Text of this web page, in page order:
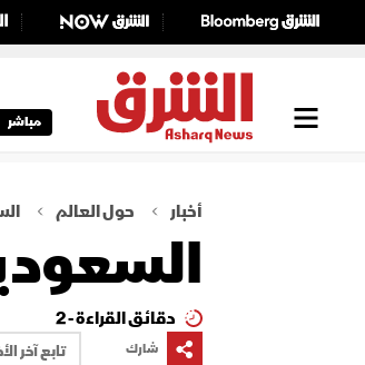
مباشر
أخبار حول العالم
دقائق القراءة - 2
شارك
تابع آخر